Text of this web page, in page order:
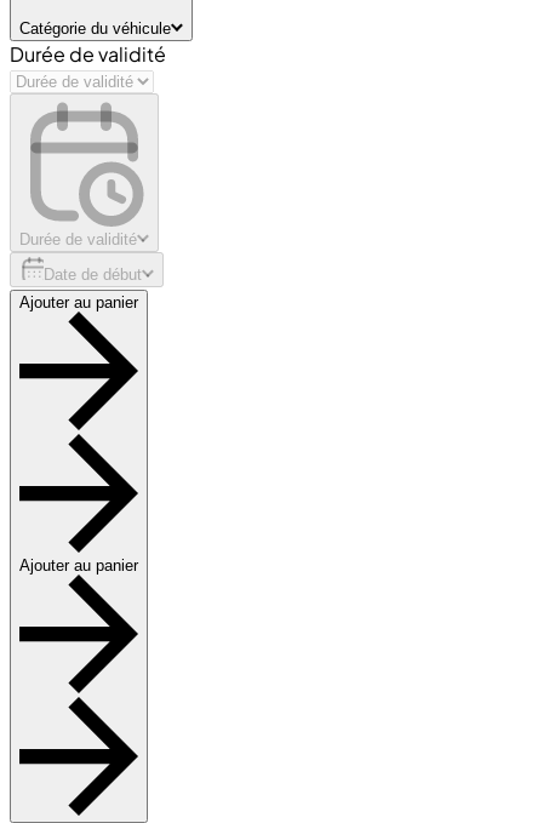
Catégorie du véhicule
Durée de validité
Durée de validité
Date de début
Ajouter au panier
Ajouter au panier